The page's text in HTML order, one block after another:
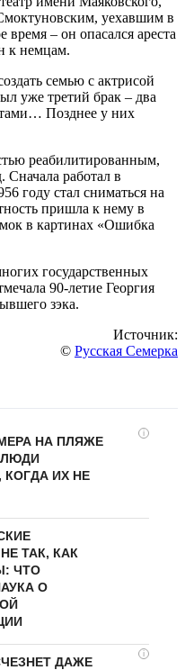
уехавшим в
– он опасался ареста
к немцам.
семью с актрисой
уже третий брак – два
Позднее у них
реабилитированным,
Сначала работал в
году стал сниматься на
пришла к нему в
в картинах «Ошибка
государственных
90-летие Георгия
зэка.
Источник:
© Русская Семерка
i
НА ПЛЯЖЕ
ИХ НЕ
ТАК, КАК
ЧТО
О
i
ДАЖЕ